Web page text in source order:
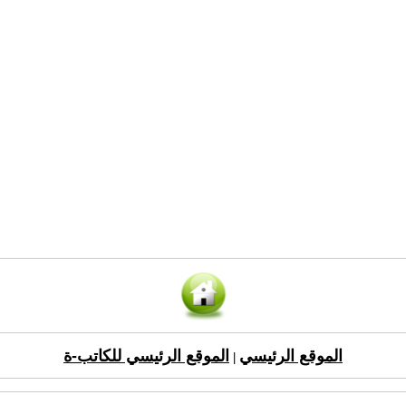
الموقع الرئيسي الموقع الرئيسي للكاتب-ة